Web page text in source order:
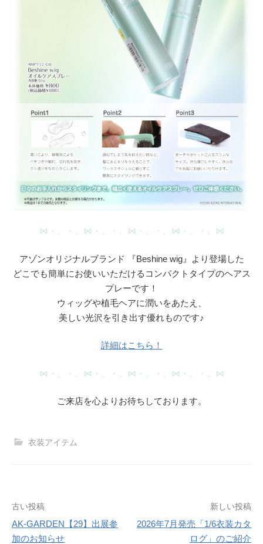
⋈・。・。⋈・。・。⋈・。・。⋈・。・。⋈
アゾンオリジナルブランド 『Beshine wig』より登場した
どこでも簡単にお使いいただけるコンパクトタイプのヘアス
プレーです！
ウィッグや植毛ヘアに潤いをあたえ、
美しい光沢を引き出す優れものです♪
詳細はこちら！
⋈・。・。⋈・。・。⋈・。・。⋈・。・。⋈
ご来店を心よりお待ちしております。
衣装アイテム
投
稿
古い投稿
AK-GARDEN【29】出展参
加のお知らせ
新しい投稿
2026年7月発売「1/6衣装カタ
ログ」のご紹介